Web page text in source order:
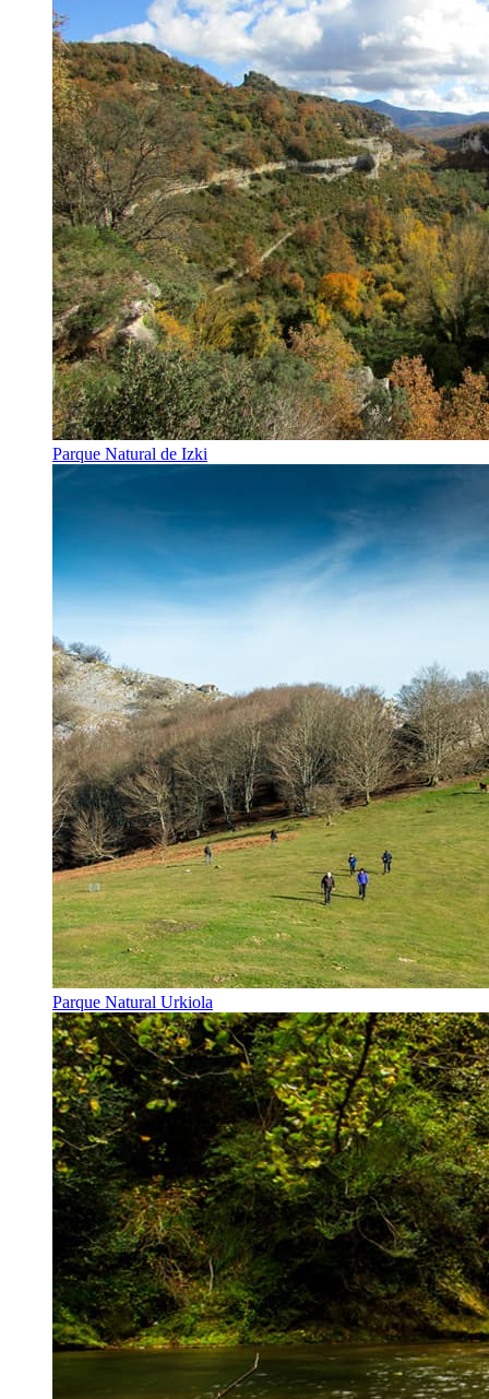
Parque Natural de Izki
Parque Natural Urkiola